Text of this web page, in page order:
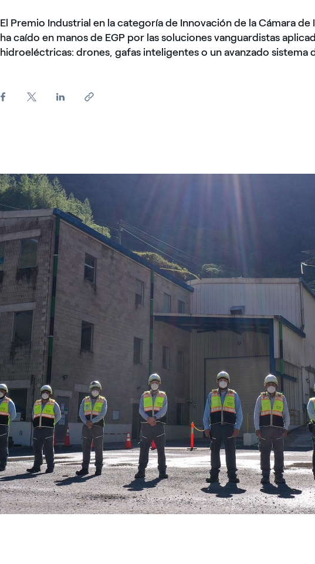
El Premio Industrial en la categoría de Innovación de la Cámara de
ha caído en manos de EGP por las soluciones vanguardistas
hidroeléctricas: drones, gafas inteligentes o un avanzado sistema